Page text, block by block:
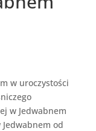
w uroczystości
w Jedwabnem
Jedwabnem od